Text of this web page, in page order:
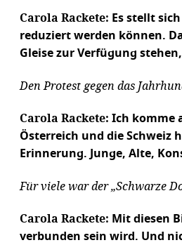
Carola Rackete: Es stellt
reduziert werden können.
Gleise zur Verfügung
Den Protest gegen das
Carola Rackete: Ich komme
Österreich und die Schweiz
Erinnerung. Junge, Alte,
Für viele war der „Schwarze
Carola Rackete: Mit diesen
verbunden sein wird. Und